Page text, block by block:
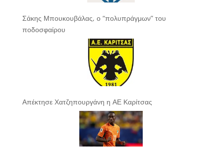
Σάκης Μπουκουβάλας, ο “πολυπράγμων” του
ποδοσφαίρου
Απέκτησε Χατζηπουργάνη η ΑΕ Καρίτσας